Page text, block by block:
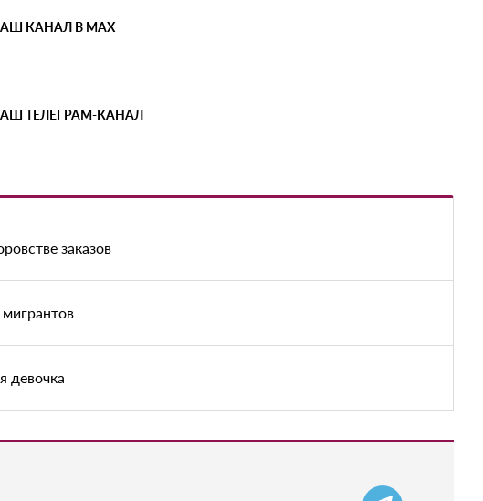
КАНАЛ В MAX
ТЕЛЕГРАМ-КАНАЛ
заказов
девочка